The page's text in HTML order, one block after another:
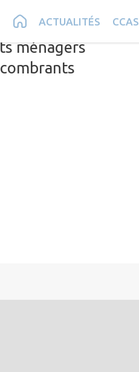
Pied de page
ACTUALITÉS CCAS
des Weppes
ménagers